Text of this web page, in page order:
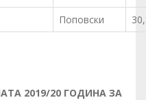
Поповски
2019/20 ГОДИНА ЗА